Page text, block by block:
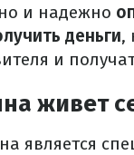
и надежно
деньги,
и
живет
является